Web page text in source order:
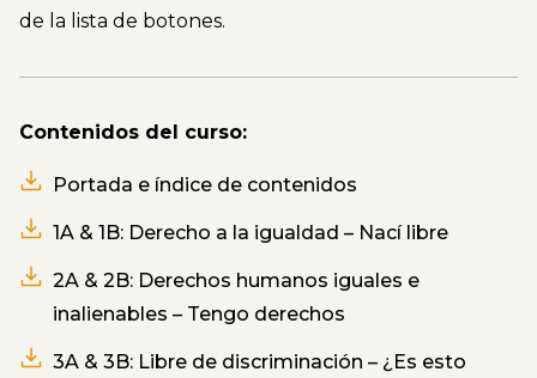
de la lista de botones.
Contenidos del curso:
Portada e índice de contenidos
1A & 1B: Derecho a la igualdad – Nací libre
2A & 2B: Derechos humanos iguales e
inalienables – Tengo derechos
3A & 3B: Libre de discriminación – ¿Es esto